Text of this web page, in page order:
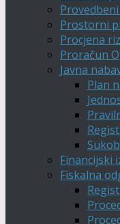
Prostorni
Procjena
Proračun
Javna
Plan
Financijski
Fiskalna